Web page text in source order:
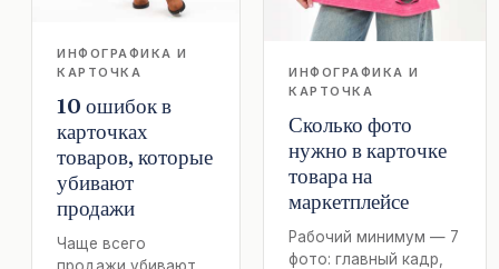
ИНФОГРАФИКА И
КАРТОЧКА
10 ошибок в
карточках
товаров, которые
убивают
продажи
Чаще всего
продажи убивают
ИНФОГРАФИКА И
КАРТОЧКА
Сколько фото
нужно в карточке
товара на
маркетплейсе
Рабочий минимум — 7
фото: главный кадр,